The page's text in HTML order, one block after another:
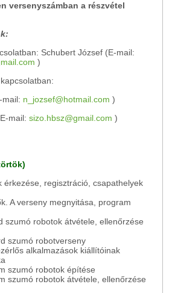
versenyszámban a részvétel
Schubert József (E-mail:
)
mail: n_jozsef@hotmail.com )
mail: sizo.hbsz@gmail.com )
érkezése, regisztráció, csapathelyek
A verseny megnyitása, program
szumó robotok átvétele, ellenőrzése
szumó robotverseny
alkalmazások kiállítóinak
szumó robotok építése
szumó robotok átvétele, ellenőrzése